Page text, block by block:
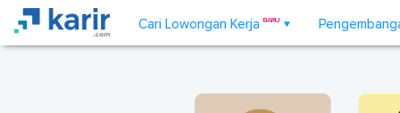
Cari Lowongan Kerja BARU ▼